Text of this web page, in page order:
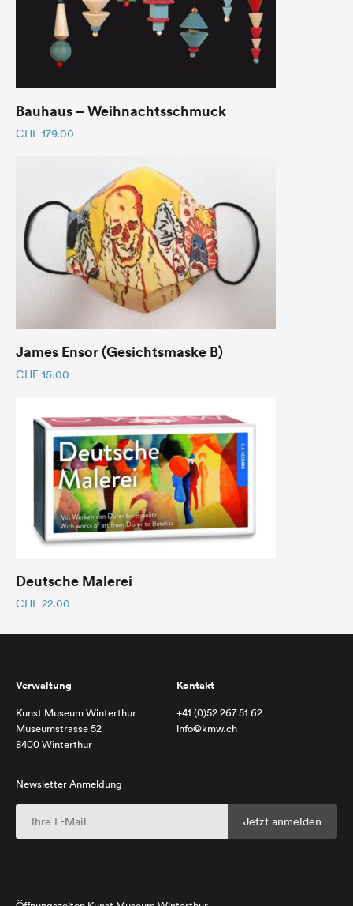
Bauhaus – Weihnachtsschmuck
CHF 179.00
James Ensor (Gesichtsmaske B)
CHF 15.00
Deutsche Malerei
CHF 22.00
Verwaltung
Kunst Museum Winterthur
Museumstrasse 52
8400 Winterthur
Kontakt
+41 (0)52 267 51 62
info@kmw.ch
Newsletter Anmeldung